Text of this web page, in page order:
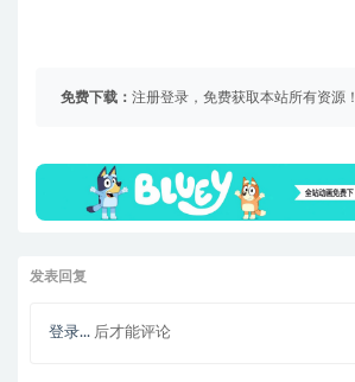
免费下载： 注册登录，免费获取本站所有资源！
发表回复
登录... 后才能评论